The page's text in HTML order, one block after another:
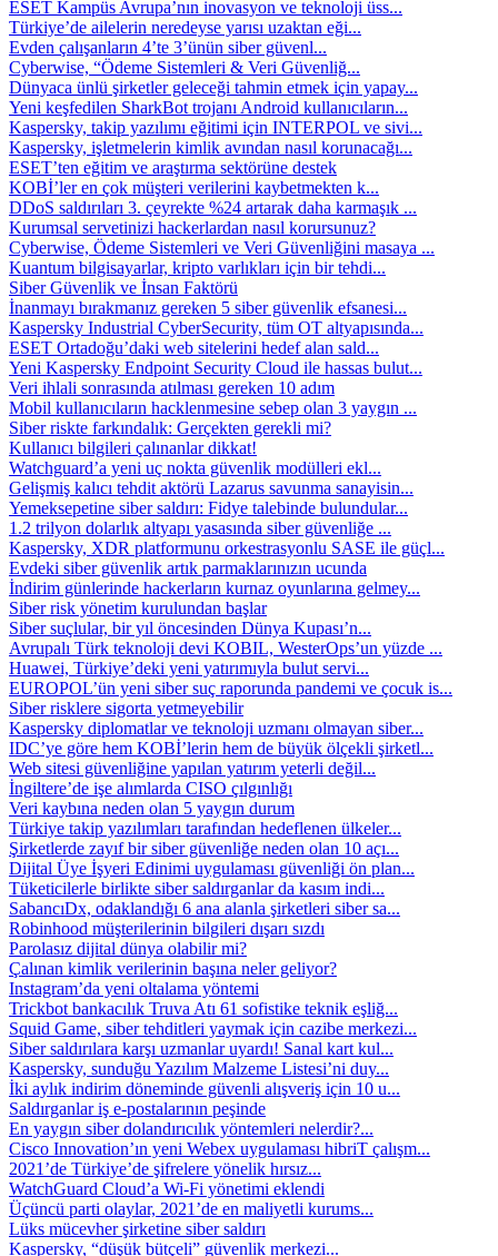
ESET Kampüs Avrupa’nın inovasyon ve teknoloji üss...
Türkiye’de ailelerin neredeyse yarısı uzaktan eği...
Evden çalışanların 4’te 3’ünün siber güvenl...
Cyberwise, “Ödeme Sistemleri & Veri Güvenliğ...
Dünyaca ünlü şirketler geleceği tahmin etmek için yapay...
Yeni keşfedilen SharkBot trojanı Android kullanıcıların...
Kaspersky, takip yazılımı eğitimi için INTERPOL ve sivi...
Kaspersky, işletmelerin kimlik avından nasıl korunacağı...
ESET’ten eğitim ve araştırma sektörüne destek
KOBİ’ler en çok müşteri verilerini kaybetmekten k...
DDoS saldırıları 3. çeyrekte %24 artarak daha karmaşık ...
Kurumsal servetinizi hackerlardan nasıl korursunuz?
Cyberwise, Ödeme Sistemleri ve Veri Güvenliğini masaya ...
Kuantum bilgisayarlar, kripto varlıkları için bir tehdi...
Siber Güvenlik ve İnsan Faktörü
İnanmayı bırakmanız gereken 5 siber güvenlik efsanesi...
Kaspersky Industrial CyberSecurity, tüm OT altyapısında...
ESET Ortadoğu’daki web sitelerini hedef alan sald...
Yeni Kaspersky Endpoint Security Cloud ile hassas bulut...
Veri ihlali sonrasında atılması gereken 10 adım
Mobil kullanıcıların hacklenmesine sebep olan 3 yaygın ...
Siber riskte farkındalık: Gerçekten gerekli mi?
Kullanıcı bilgileri çalınanlar dikkat!
Watchguard’a yeni uç nokta güvenlik modülleri ekl...
Gelişmiş kalıcı tehdit aktörü Lazarus savunma sanayisin...
Yemeksepetine siber saldırı: Fidye talebinde bulundular...
1.2 trilyon dolarlık altyapı yasasında siber güvenliğe ...
Kaspersky, XDR platformunu orkestrasyonlu SASE ile güçl...
Evdeki siber güvenlik artık parmaklarınızın ucunda
İndirim günlerinde hackerların kurnaz oyunlarına gelmey...
Siber risk yönetim kurulundan başlar
Siber suçlular, bir yıl öncesinden Dünya Kupası’n...
Avrupalı Türk teknoloji devi KOBIL, WesterOps’un yüzde ...
Huawei, Türkiye’deki yeni yatırımıyla bulut servi...
EUROPOL’ün yeni siber suç raporunda pandemi ve çocuk is...
Siber risklere sigorta yetmeyebilir
Kaspersky diplomatlar ve teknoloji uzmanı olmayan siber...
IDC’ye göre hem KOBİ’lerin hem de büyük ölçekli şirketl...
Web sitesi güvenliğine yapılan yatırım yeterli değil...
İngiltere’de işe alımlarda CISO çılgınlığı
Veri kaybına neden olan 5 yaygın durum
Türkiye takip yazılımları tarafından hedeflenen ülkeler...
Şirketlerde zayıf bir siber güvenliğe neden olan 10 açı...
Dijital Üye İşyeri Edinimi uygulaması güvenliği ön plan...
Tüketicilerle birlikte siber saldırganlar da kasım indi...
SabancıDx, odaklandığı 6 ana alanla şirketleri siber sa...
Robinhood müşterilerinin bilgileri dışarı sızdı
Parolasız dijital dünya olabilir mi?
Çalınan kimlik verilerinin başına neler geliyor?
Instagram’da yeni oltalama yöntemi
Trickbot bankacılık Truva Atı 61 sofistike teknik eşliğ...
Squid Game, siber tehditleri yaymak için cazibe merkezi...
Siber saldırılara karşı uzmanlar uyardı! Sanal kart kul...
Kaspersky, sunduğu Yazılım Malzeme Listesi’ni duy...
İki aylık indirim döneminde güvenli alışveriş için 10 u...
Saldırganlar iş e-postalarının peşinde
En yaygın siber dolandırıcılık yöntemleri nelerdir?...
Cisco Innovation’ın yeni Webex uygulaması hibriT çalışm...
2021’de Türkiye’de şifrelere yönelik hırsız...
WatchGuard Cloud’a Wi-Fi yönetimi eklendi
Üçüncü parti olaylar, 2021’de en maliyetli kurums...
Lüks mücevher şirketine siber saldırı
Kaspersky, “düşük bütçeli” güvenlik merkezi...